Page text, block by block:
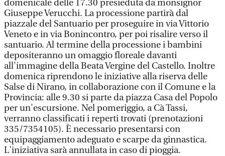
domenicale delle 17.30 presieduta da monsignor
Giuseppe Verucchi. La processione partirà dal
piazzale del Santuario per proseguire in via Vittorio
Veneto e in via Bonincontro, per poi risalire verso il
santuario. Al termine della processione i bambini
depositeranno un omaggio floreale davanti
all'immagine della Beata Vergine del Castello. Inoltre
domenica riprendono le iniziative alla riserva delle
Salse di Nirano, in collaborazione con il Comune e la
Provincia: alle 9.30 si parte da piazza Casa del Popolo
per un'escursione. Nel pomeriggio, a Cà Tassi,
verranno classificati i reperti trovati (prenotazioni
335/7354105). È necessario presentarsi con
equipaggiamento adeguato e scarpe da ginnastica.
L'iniziativa sarà annullata in caso di pioggia.